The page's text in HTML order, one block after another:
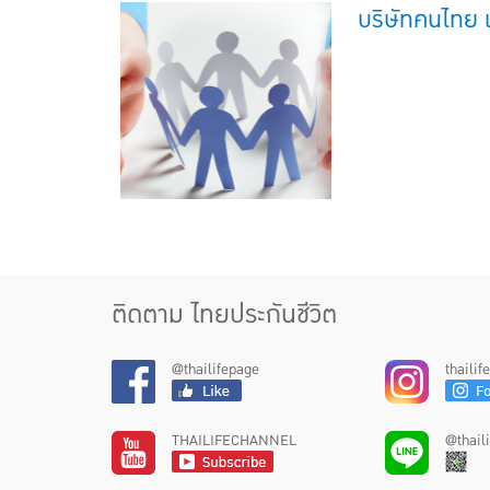
บริษัทคนไทย
ติดตาม ไทยประกันชีวิต
@thailifepage
THAILIFECHANNEL